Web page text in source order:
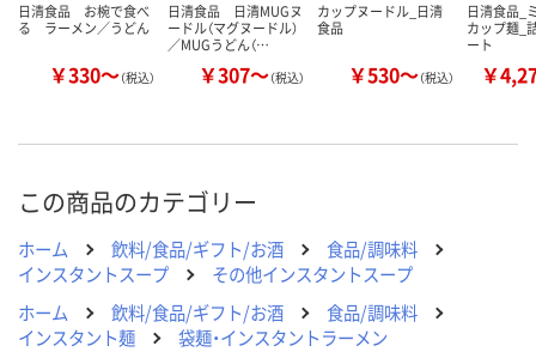
日清食品 お椀で食べ
る ラーメン／うどん
￥330～（税込）
日清食品 日清MUGヌ
ードル（マグヌードル）
／MUGうどん（…
￥307～（税込）
カップヌードル_日清
食品
￥530～（税込）
日清食品_
カップ麺_
ート
￥
この商品のカテゴリー
ホーム 飲料/食品/ギフト/お酒
食品/調味料
インスタントスープ
その他インスタントスープ
ホーム
飲料/食品/ギフト/お酒
食品/調味料
インスタント麺
袋麺・インスタントラーメン